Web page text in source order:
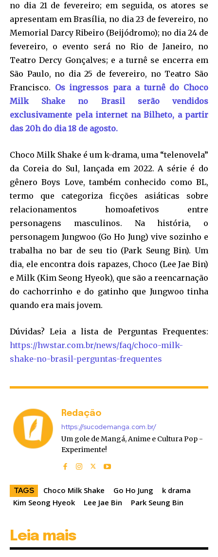
no dia 21 de fevereiro; em seguida, os atores se
apresentam em Brasília, no dia 23 de fevereiro, no
Memorial Darcy Ribeiro (Beijódromo); no dia 24 de
fevereiro, o evento será no Rio de Janeiro, no
Teatro Dercy Gonçalves; e a turnê se encerra em
São Paulo, no dia 25 de fevereiro, no Teatro São
Francisco. Os ingressos para a turnê do Choco
Milk Shake no Brasil serão vendidos
exclusivamente pela internet na Bilheto, a partir
das 20h do dia 18 de agosto.
Choco Milk Shake é um k-drama, uma “telenovela”
da Coreia do Sul, lançada em 2022. A série é do
gênero Boys Love, também conhecido como BL,
termo que categoriza ficções asiáticas sobre
relacionamentos homoafetivos entre
personagens masculinos. Na história, o
personagem Jungwoo (Go Ho Jung) vive sozinho e
trabalha no bar de seu tio (Park Seung Bin). Um
dia, ele encontra dois rapazes, Choco (Lee Jae Bin)
e Milk (Kim Seong Hyeok), que são a reencarnação
do cachorrinho e do gatinho que Jungwoo tinha
quando era mais jovem.
Dúvidas? Leia a lista de Perguntas Frequentes:
https://hwstar.com.br/news/faq/choco-milk-
shake-no-brasil-perguntas-frequentes
Redação
https://sucodemanga.com.br/
Um gole de Mangá, Anime e Cultura Pop -
Experimente!
TAGS Choco Milk Shake Go Ho Jung
k drama
Kim Seong Hyeok
Lee Jae Bin Park Seung Bin
Leia mais